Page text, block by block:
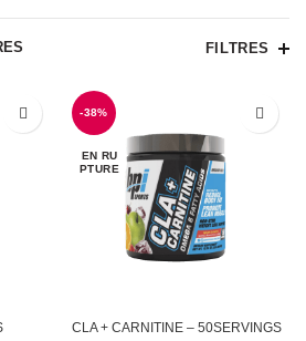
FILTRES
-38%
EN RU
PTURE
CLA + CARNITINE – 50SERVINGS